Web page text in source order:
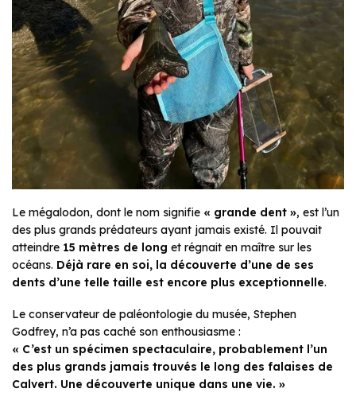
Le mégalodon, dont le nom signifie « grande dent », est l’un
des plus grands prédateurs ayant jamais existé. Il pouvait
atteindre 15 mètres de long et régnait en maître sur les
océans. Déjà rare en soi, la découverte d’une de ses
dents d’une telle taille est encore plus exceptionnelle.
Le conservateur de paléontologie du musée, Stephen
Godfrey, n’a pas caché son enthousiasme :
« C’est un spécimen spectaculaire, probablement l’un
des plus grands jamais trouvés le long des falaises de
Calvert. Une découverte unique dans une vie. »